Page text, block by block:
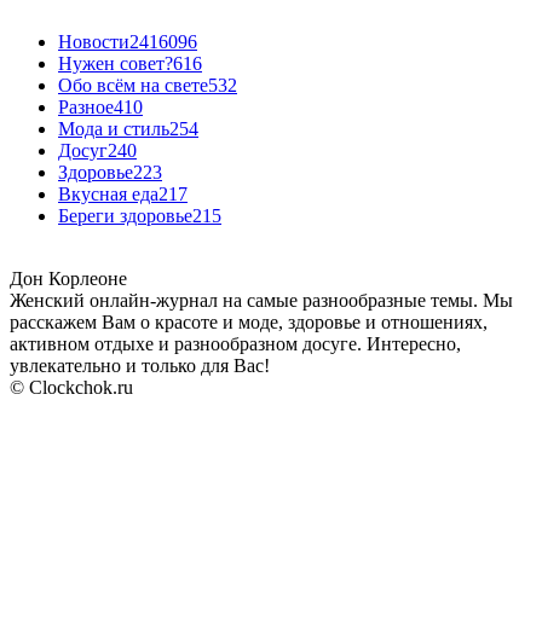
Новости2416096
Нужен совет?616
Обо всём на свете532
Разное410
Мода и стиль254
Досуг240
Здоровье223
Вкусная еда217
Береги здоровье215
Дон Корлеоне
Женский онлайн-журнал на самые разнообразные темы. Мы
расскажем Вам о красоте и моде, здоровье и отношениях,
активном отдыхе и разнообразном досуге. Интересно,
увлекательно и только для Вас!
© Clockchok.ru